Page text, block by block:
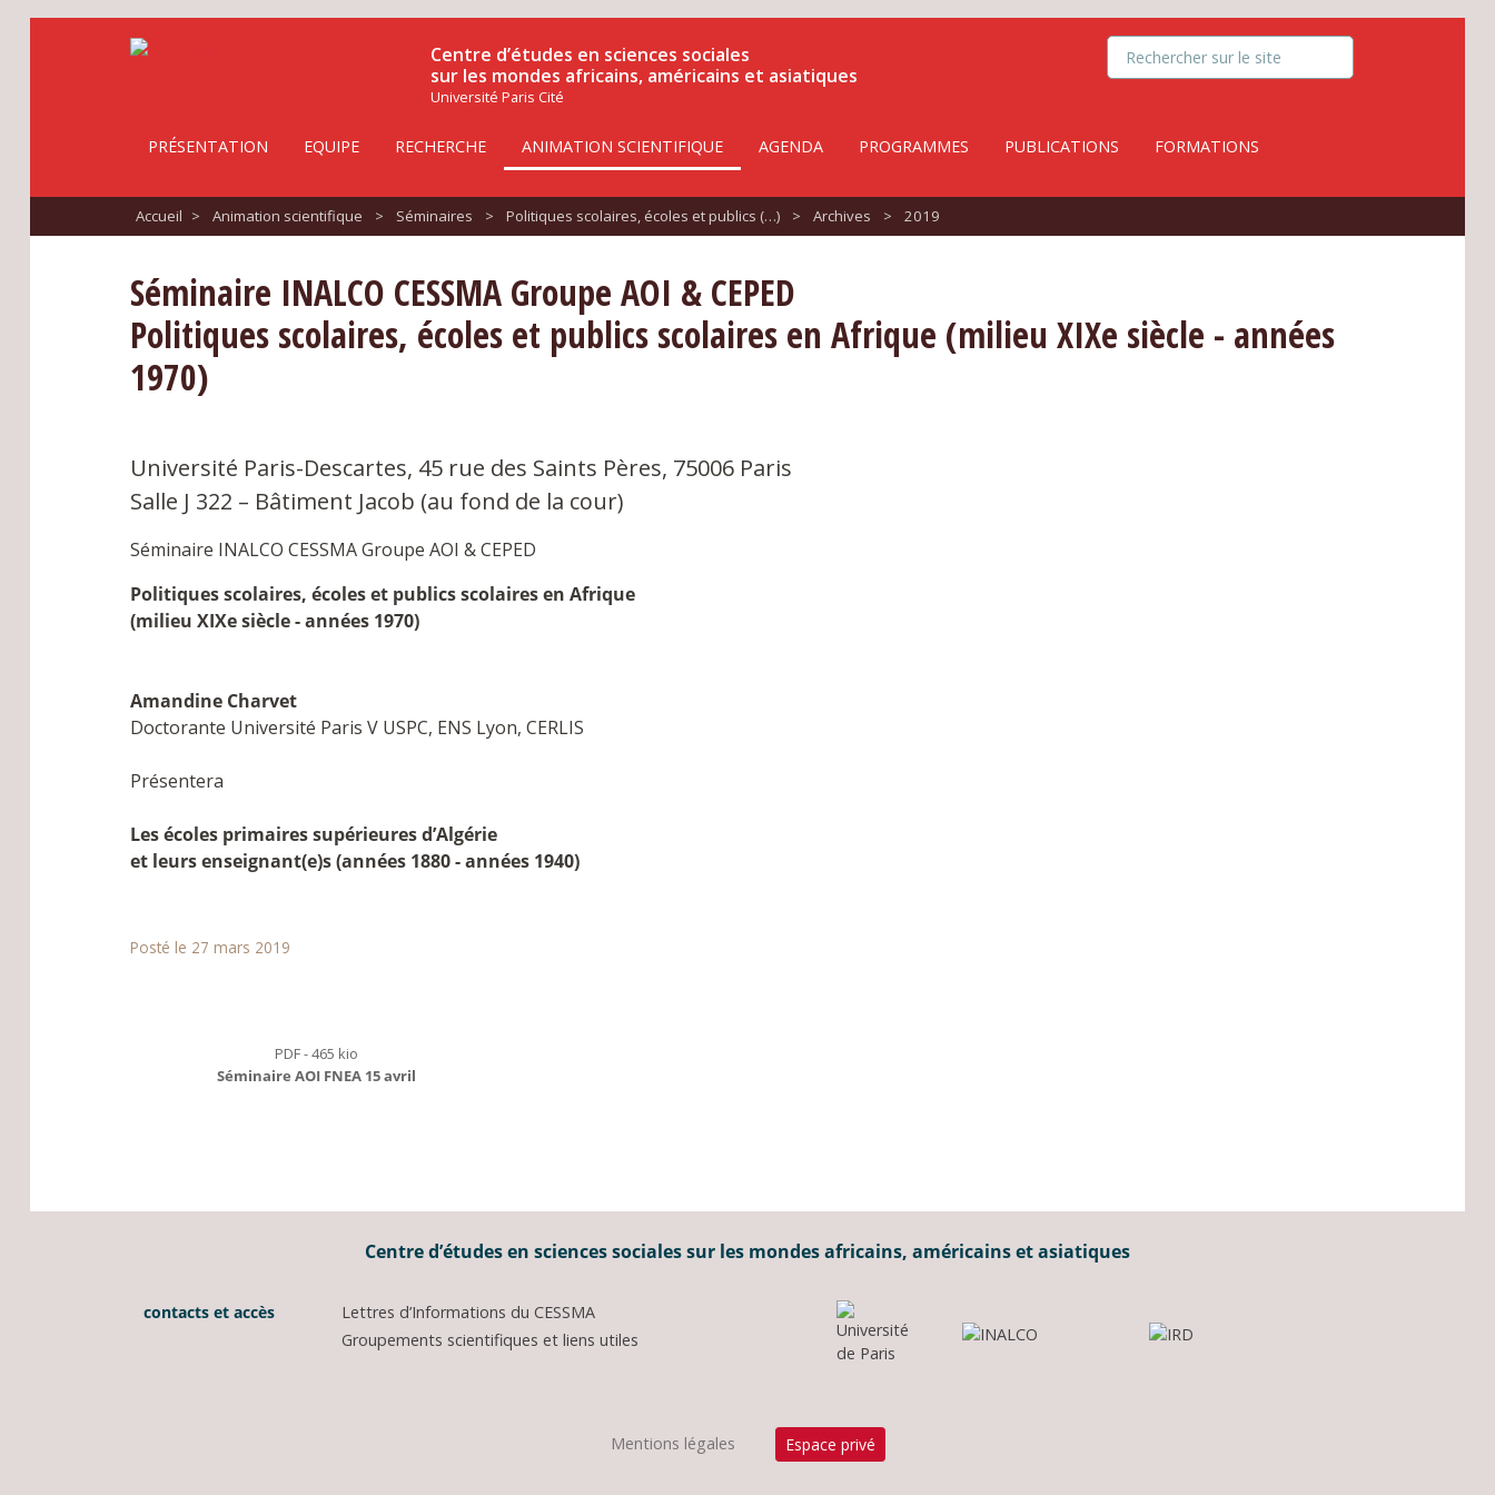
Centre d’études en sciences sociales
sur les mondes africains, américains et asiatiques
Université Paris Cité
PRÉSENTATION EQUIPE RECHERCHE ANIMATION SCIENTIFIQUE AGENDA PROGRAMMES PUBLICATIONS FORMATIONS
Accueil > Animation scientifique > Séminaires > Politiques scolaires, écoles et publics (…) > Archives > 2019
Séminaire INALCO CESSMA Groupe AOI & CEPED
Politiques scolaires, écoles et publics scolaires en Afrique (milieu XIXe siècle - années
1970)
Université Paris-Descartes, 45 rue des Saints Pères, 75006 Paris
Salle J 322 – Bâtiment Jacob (au fond de la cour)
Séminaire INALCO CESSMA Groupe AOI & CEPED
Politiques scolaires, écoles et publics scolaires en Afrique
(milieu XIXe siècle - années 1970)
Amandine Charvet
Doctorante Université Paris V USPC, ENS Lyon, CERLIS
Présentera
Les écoles primaires supérieures d’Algérie
et leurs enseignant(e)s (années 1880 - années 1940)
Posté le 27 mars 2019
PDF - 465 kio
Séminaire AOI FNEA 15 avril
Centre d’études en sciences sociales sur les mondes africains, américains et asiatiques
contacts et accès
Lettres d’Informations du CESSMA
Groupements scientifiques et liens utiles
Mentions légales Espace privé